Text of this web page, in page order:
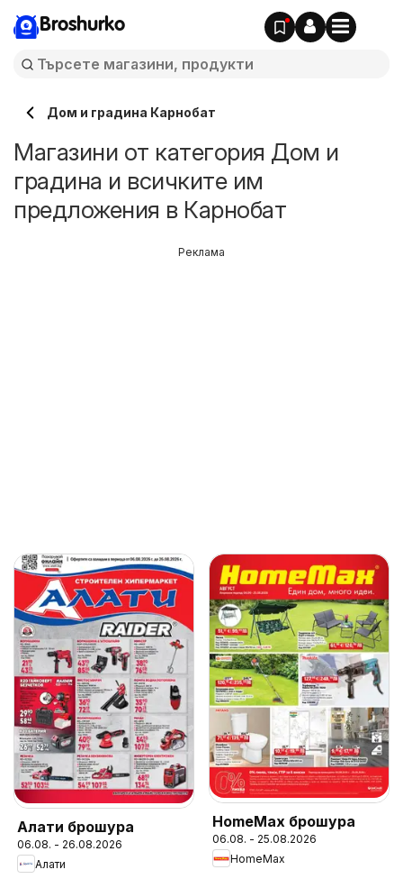
Broshurko
Дом и градина Карнобат
Магазини от категория Дом и
градина и всичките им
предложения в Карнобат
Алати брошура
06.08. - 26.08.2026
Алати
HomeMax брошура
06.08. - 25.08.2026
HomeMax
Реклама